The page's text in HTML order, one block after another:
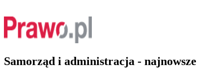
Samorząd i administracja - najnowsze